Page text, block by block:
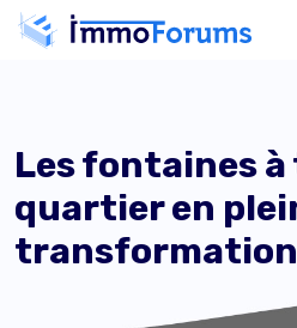
Les fontaines
quartier en
transformation